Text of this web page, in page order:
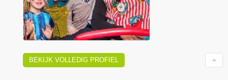
BEKIJK VOLLEDIG PROFIEL